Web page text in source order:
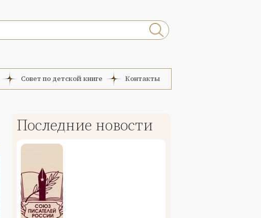
Совет по детской книге Контакты
Последние новости